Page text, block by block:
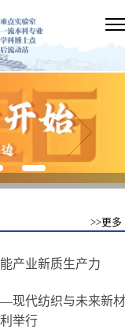
>>更多
产业新质生产力
现代纺织与未来新材
举行